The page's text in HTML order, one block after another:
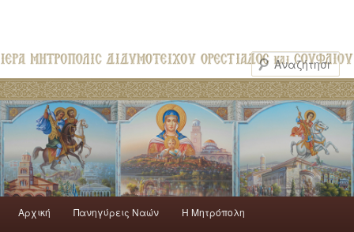
Αρχική Πανηγύρεις Ναών H Mητρόπολη